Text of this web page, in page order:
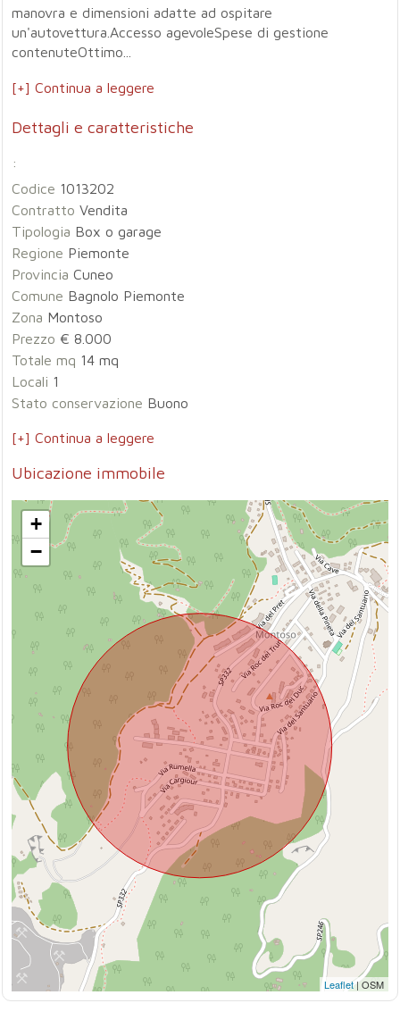
manovra e dimensioni adatte ad ospitare
un'autovettura.Accesso agevoleSpese di gestione
contenuteOttimo...
[+] Continua a leggere
Dettagli e caratteristiche
:
Codice 1013202
Contratto Vendita
Tipologia Box o garage
Regione Piemonte
Provincia Cuneo
Comune Bagnolo Piemonte
Zona Montoso
Prezzo € 8.000
Totale mq 14 mq
Locali 1
Stato conservazione Buono
[+] Continua a leggere
Ubicazione immobile
+
−
Leaflet| OSM